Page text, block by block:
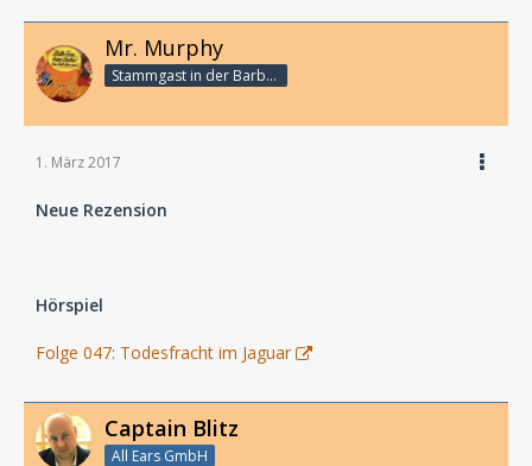
Mr. Murphy
Stammgast in der Barbarabar
1. März 2017
Neue Rezension
Hörspiel
Folge 047: Todesfracht im Jaguar
Captain Blitz
All Ears GmbH